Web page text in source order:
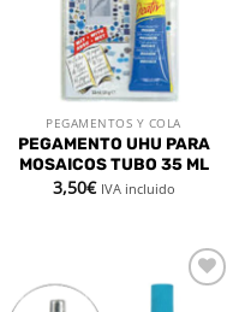
PEGAMENTOS Y COLA
PEGAMENTO UHU PARA
MOSAICOS TUBO 35 ML
3,50€ IVA incluido